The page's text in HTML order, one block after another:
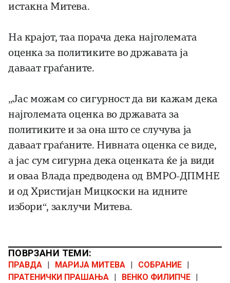
истакна Митева.
На крајот, таа порача дека најголемата
оценка за политиките во државата ја
даваат граѓаните.
„Јас можам со сигурност да ви кажам дека
најголемата оценка во државата за
политиките и за она што се случува ја
даваат граѓаните. Нивната оценка се виде,
а јас сум сигурна дека оценката ќе ја види
и оваа Влада предводена од ВМРО-ДПМНЕ
и од Христијан Мицкоски на идните
избори“, заклучи Митева.
ПОВРЗАНИ ТЕМИ:
ПРАВДА | МАРИЈА МИТЕВА | СОБРАНИЕ |
ПРАТЕНИЧКИ ПРАШАЊА | ВЕНКО ФИЛИПЧЕ |